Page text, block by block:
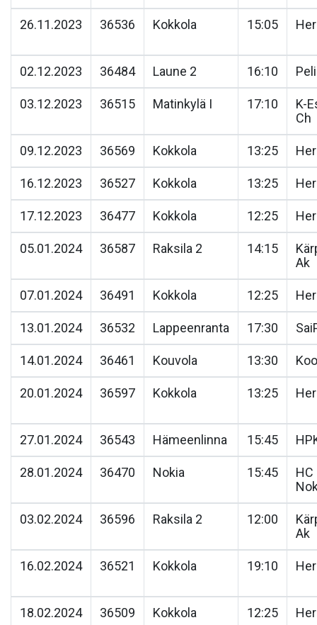
26.11.2023 36536 Kokkola 15:05
02.12.2023 36484 Laune 2 16:10
03.12.2023 36515 Matinkylä I 17:10
K-
Ch
09.12.2023 36569 Kokkola 13:25
16.12.2023 36527 Kokkola 13:25
17.12.2023 36477 Kokkola 12:25
05.01.2024 36587 Raksila 2 14:15
Ak
07.01.2024 36491 Kokkola 12:25
13.01.2024 36532 Lappeenranta 17:30
14.01.2024 36461 Kouvola 13:30
20.01.2024 36597 Kokkola 13:25
27.01.2024 36543 Hämeenlinna 15:45
28.01.2024 36470 Nokia 15:45
HC
03.02.2024 36596 Raksila 2 12:00
Ak
16.02.2024 36521 Kokkola 19:10
18.02.2024 36509 Kokkola 12:25